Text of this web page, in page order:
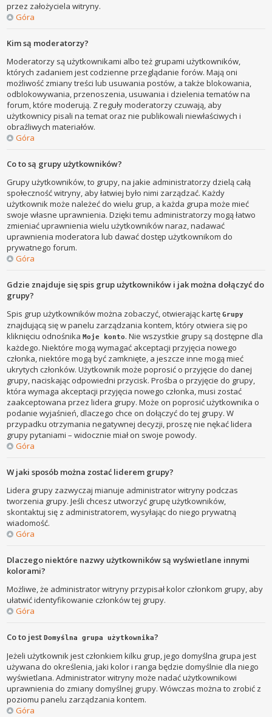
przez założyciela witryny.
Góra
Kim są moderatorzy?
Moderatorzy są użytkownikami albo też grupami użytkowników,
których zadaniem jest codzienne przeglądanie forów. Mają oni
możliwość zmiany treści lub usuwania postów, a także blokowania,
odblokowywania, przenoszenia, usuwania i dzielenia tematów na
forum, które moderują. Z reguły moderatorzy czuwają, aby
użytkownicy pisali na temat oraz nie publikowali niewłaściwych i
obraźliwych materiałów.
Góra
Co to są grupy użytkowników?
Grupy użytkowników, to grupy, na jakie administratorzy dzielą całą
społeczność witryny, aby łatwiej było nimi zarządzać. Każdy
użytkownik może należeć do wielu grup, a każda grupa może mieć
swoje własne uprawnienia. Dzięki temu administratorzy mogą łatwo
zmieniać uprawnienia wielu użytkowników naraz, nadawać
uprawnienia moderatora lub dawać dostęp użytkownikom do
prywatnego forum.
Góra
Gdzie znajduje się spis grup użytkowników i jak można dołączyć do
grupy?
Spis grup użytkowników można zobaczyć, otwierając kartęGrupy
znajdującą się w panelu zarządzania kontem, który otwiera się po
kliknięciu odnośnikaMoje konto. Nie wszystkie grupy są dostępne dla
każdego. Niektóre mogą wymagać akceptacji przyjęcia nowego
członka, niektóre mogą być zamknięte, a jeszcze inne mogą mieć
ukrytych członków. Użytkownik może poprosić o przyjęcie do danej
grupy, naciskając odpowiedni przycisk. Prośba o przyjęcie do grupy,
która wymaga akceptacji przyjęcia nowego członka, musi zostać
zaakceptowana przez lidera grupy. Może on poprosić użytkownika o
podanie wyjaśnień, dlaczego chce on dołączyć do tej grupy. W
przypadku otrzymania negatywnej decyzji, proszę nie nękać lidera
grupy pytaniami – widocznie miał on swoje powody.
Góra
W jaki sposób można zostać liderem grupy?
Lidera grupy zazwyczaj mianuje administrator witryny podczas
tworzenia grupy. Jeśli chcesz utworzyć grupę użytkowników,
skontaktuj się z administratorem, wysyłając do niego prywatną
wiadomość.
Góra
Dlaczego niektóre nazwy użytkowników są wyświetlane innymi
kolorami?
Możliwe, że administrator witryny przypisał kolor członkom grupy, aby
ułatwić identyfikowanie członków tej grupy.
Góra
Co to jestDomyślna grupa użytkownika?
Jeżeli użytkownik jest członkiem kilku grup, jego domyślna grupa jest
używana do określenia, jaki kolor i ranga będzie domyślnie dla niego
wyświetlana. Administrator witryny może nadać użytkownikowi
uprawnienia do zmiany domyślnej grupy. Wówczas można to zrobić z
poziomu panelu zarządzania kontem.
Góra